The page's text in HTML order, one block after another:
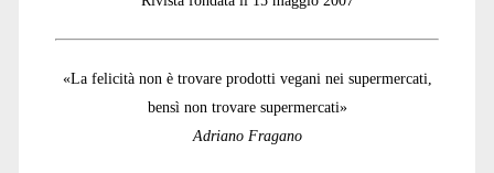
«La felicità non è trovare prodotti vegani nei supermercati,
bensì non trovare supermercati»
Adriano Fragano